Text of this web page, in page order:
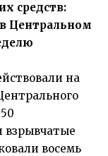
средств:
Центральном
на
взрывчатые
восемь